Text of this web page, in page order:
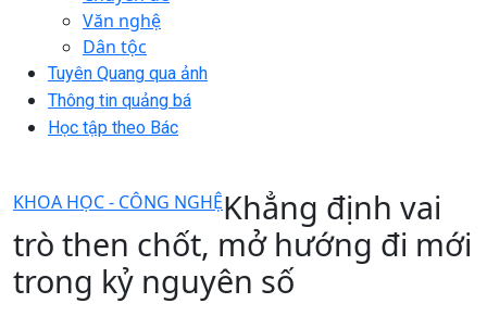
Văn nghệ
Dân tộc
Tuyên Quang qua ảnh
Thông tin quảng bá
Học tập theo Bác
KHOA HỌC - CÔNG NGHỆKhẳng định vai
trò then chốt, mở hướng đi mới
trong kỷ nguyên số